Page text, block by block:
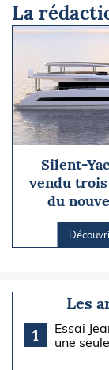
La
Silent-
vendu
du
Les
1
Essai
une